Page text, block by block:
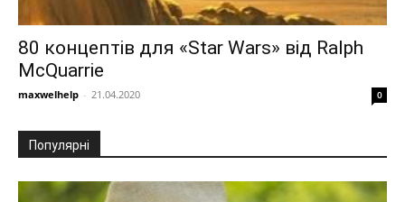
80 концептів для «Star Wars» від Ralph
McQuarrie
maxwelhelp - 21.04.2020 0
Популярні